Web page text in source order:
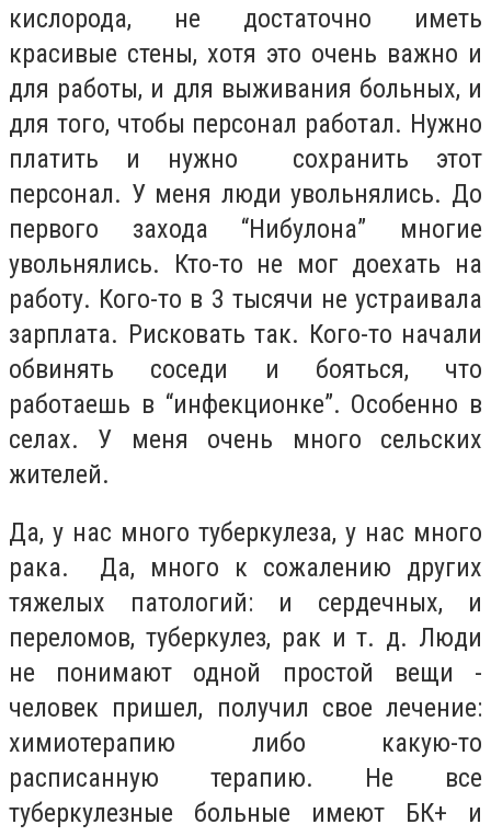
кислорода, не достаточно иметь
красивые стены, хотя это очень важно и
для работы, и для выживания больных, и
для того, чтобы персонал работал. Нужно
платить и нужно сохранить этот
персонал. У меня люди увольнялись. До
первого захода “Нибулона” многие
увольнялись. Кто-то не мог доехать на
работу. Кого-то в 3 тысячи не устраивала
зарплата. Рисковать так. Кого-то начали
обвинять соседи и бояться, что
работаешь в “инфекционке”. Особенно в
селах. У меня очень много сельских
жителей.
Да, у нас много туберкулеза, у нас много
рака. Да, много к сожалению других
тяжелых патологий: и сердечных, и
переломов, туберкулез, рак и т. д. Люди
не понимают одной простой вещи -
человек пришел, получил свое лечение:
химиотерапию либо какую-то
расписанную терапию. Не все
туберкулезные больные имеют БК+ и